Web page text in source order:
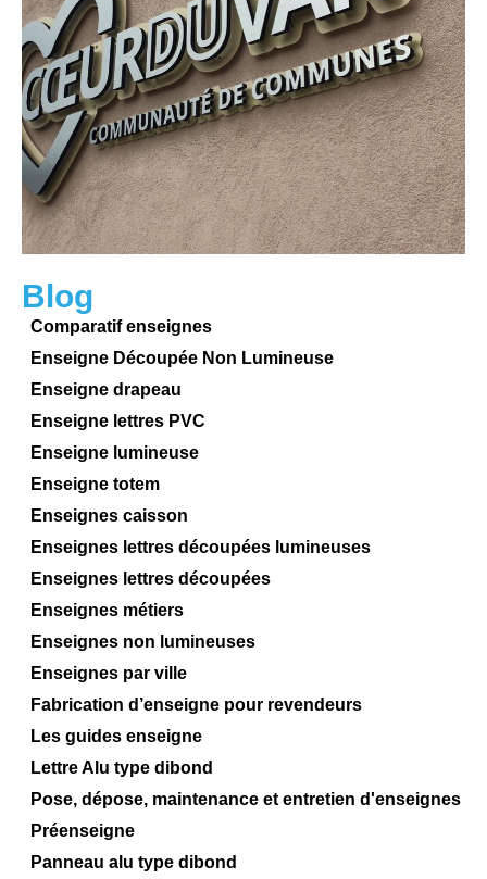
Blog
Comparatif enseignes
Enseigne Découpée Non Lumineuse​
Enseigne drapeau
Enseigne lettres PVC
Enseigne lumineuse
Enseigne totem
Enseignes caisson
Enseignes lettres découpées lumineuses
Enseignes lettres découpées
Enseignes métiers
Enseignes non lumineuses
Enseignes par ville
Fabrication d’enseigne pour revendeurs
Les guides enseigne
Lettre Alu type dibond
Pose, dépose, maintenance et entretien d'enseignes
Préenseigne
Panneau alu type dibond